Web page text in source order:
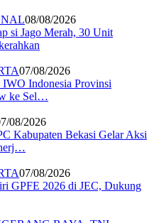
08/08/2026
si Jago Merah, 30 Unit
07/08/2026
Indonesia Provinsi
ke Sel…
08/2026
Kabupaten Bekasi Gelar Aksi
07/08/2026
GPFE 2026 di JEC, Dukung